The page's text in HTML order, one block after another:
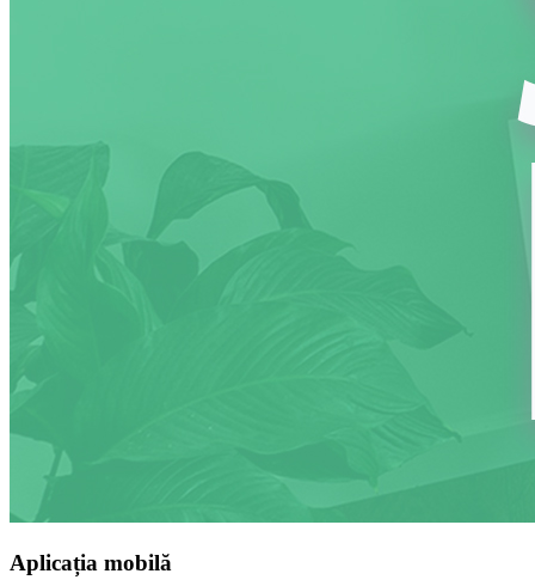
Aplicația mobilă